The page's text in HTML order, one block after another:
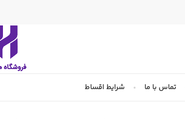
تماس با ما شرایط اقساط